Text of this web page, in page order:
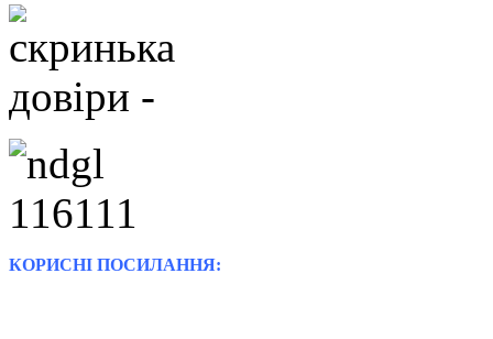
КОРИСНІ ПОСИЛАННЯ: